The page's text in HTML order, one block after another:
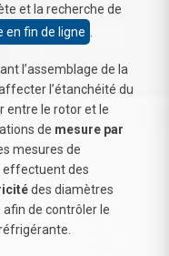
et la recherche de
en fin de ligne
l’assemblage de la
l’étanchéité du
entre le rotor et le
de mesure par
mesures de
effectuent des
des diamètres
afin de contrôler le